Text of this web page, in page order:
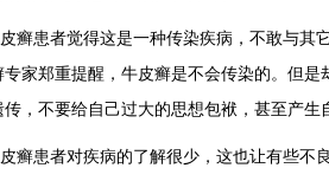
患者觉得这是一种传染疾病，不敢与其它
专家郑重提醒，牛皮癣是不会传染的。但
，不要给自己过大的思想包袱，甚至产生
患者对疾病的了解很少，这也让有些不